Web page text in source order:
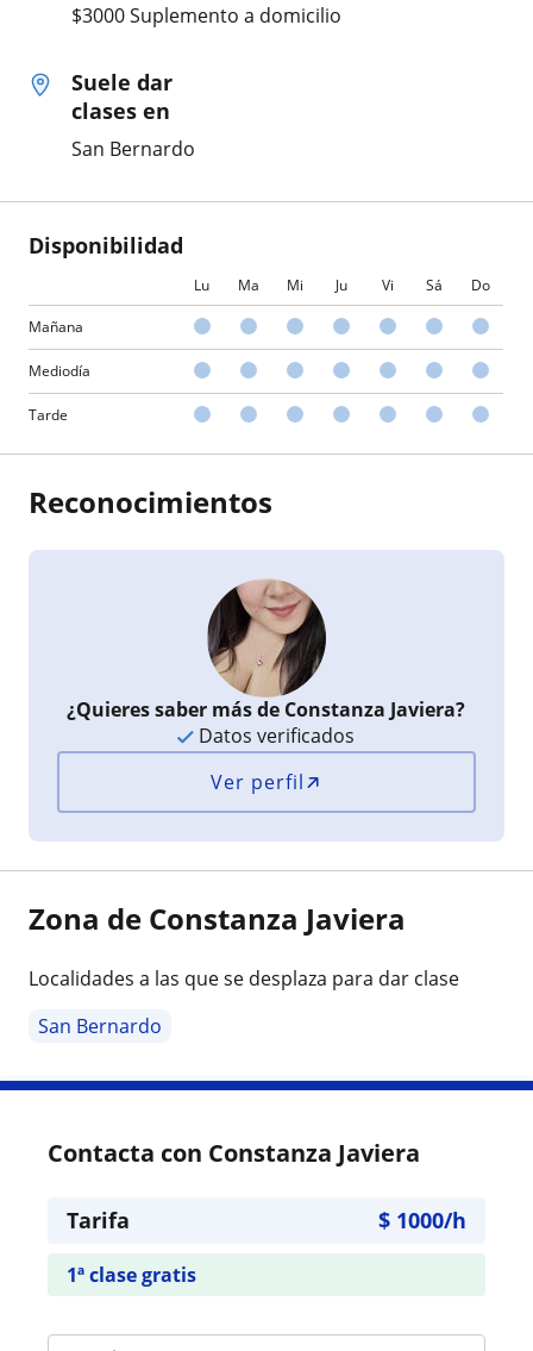
$3000 Suplemento a domicilio
Suele dar
clases en
San Bernardo
Disponibilidad
Lu Ma Mi Ju Vi Sá Do
Mañana
Mediodía
Tarde
Reconocimientos
¿Quieres saber más de Constanza Javiera?
Datos verificados
Ver perfil
Zona de Constanza Javiera
Localidades a las que se desplaza para dar clase
San Bernardo
Contacta con Constanza Javiera
Tarifa $ 1000/h
1ª clase gratis